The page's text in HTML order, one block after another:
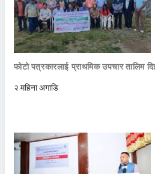
फोटो पत्रकारलाई प्राथमिक उपचार तालिम
२ महिना अगाडि